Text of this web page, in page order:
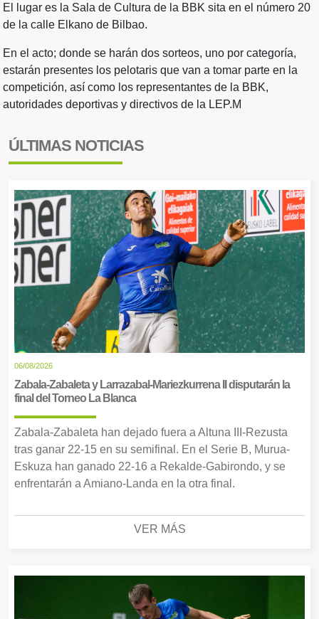
El lugar es la Sala de Cultura de la BBK sita en el número 20
de la calle Elkano de Bilbao.
En el acto; donde se harán dos sorteos, uno por categoría,
estarán presentes los pelotaris que van a tomar parte en la
competición, así como los representantes de la BBK,
autoridades deportivas y directivos de la LEP.M
ÚLTIMAS NOTICIAS
06/08/2026
Zabala-Zabaleta y Larrazabal-Mariezkurrena II disputarán la
final del Torneo La Blanca
Zabala-Zabaleta han dejado fuera a Altuna III-Rezusta
tras ganar 22-15 en su semifinal. En el Serie B, Murua-
Eskuza han ganado 22-16 a Rekalde-Gabirondo, y se
enfrentarán a Amiano-Landa en la otra final.
VER MÁS